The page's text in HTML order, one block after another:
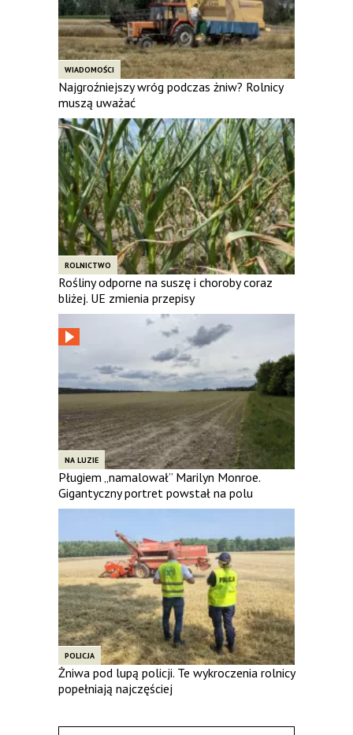
WIADOMOŚCI
Najgroźniejszy wróg podczas żniw? Rolnicy
muszą uważać
ROLNICTWO
Rośliny odporne na suszę i choroby coraz
bliżej. UE zmienia przepisy
NA LUZIE
Pługiem „namalował” Marilyn Monroe.
Gigantyczny portret powstał na polu
POLICJA
Żniwa pod lupą policji. Te wykroczenia rolnicy
popełniają najczęściej